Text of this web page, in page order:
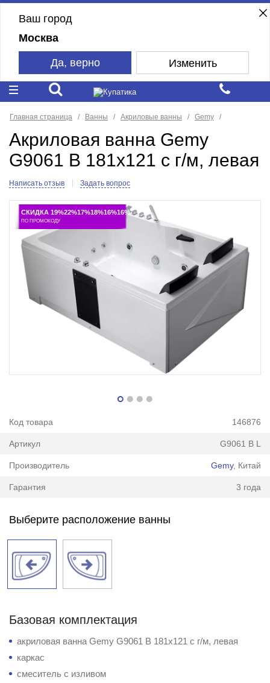
Ваш город
Москва
Да, верно Изменить
Главная страница Ванны Акриловые ванны Gemy
Акриловая ванна Gemy
G9061 B 181x121 с г/м, левая
Написать отзыв Задать вопрос
СКИДКА 19%22%17%18%16%16%
ПО ПРОМОКОДУ
Код товара 146876
Артикул G9061 B L
Производитель Gemy, Китай
Гарантия 3 года
Выберите расположение ванны
Базовая комплектация
акриловая ванна Gemy G9061 B 181x121 с г/м, левая
каркас
смеситель с изливом